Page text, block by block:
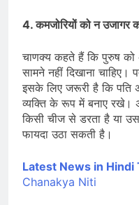
4. कमजोरियों को न उजागर
चाणक्य कहते हैं कि पुरुष को
सामने नहीं दिखाना चाहिए।
इसके लिए जरूरी है कि पति
व्यक्ति के रूप में बनाए रखे।
किसी चीज से डरता है या
फायदा उठा सकती है।
Latest News in Hindi
Chanakya Niti